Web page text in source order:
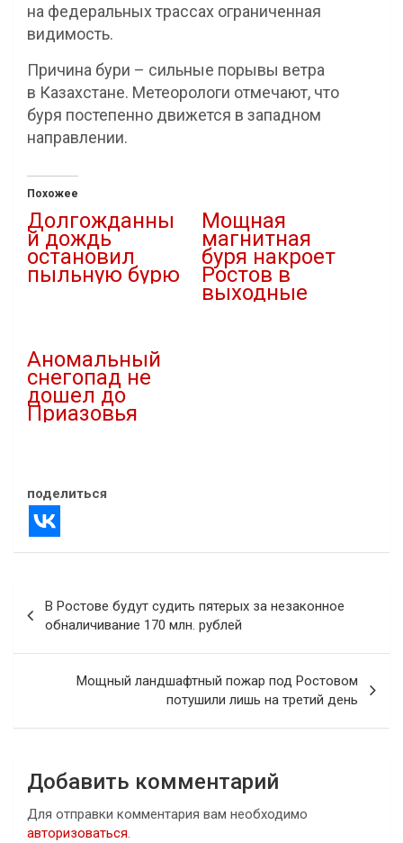
на федеральных трассах ограниченная
видимость.
Причина бури – сильные порывы ветра
в Казахстане. Метеорологи отмечают, что
буря постепенно движется в западном
направлении.
Похожее
Долгожданны
й дождь
остановил
пыльную бурю
Мощная
магнитная
буря накроет
Ростов в
выходные
Аномальный
снегопад не
дошел до
Приазовья
поделиться
по
записям
В Ростове будут судить пятерых за незаконное
обналичивание 170 млн. рублей
Мощный ландшафтный пожар под Ростовом
потушили лишь на третий день
Добавить комментарий
Для отправки комментария вам необходимо
авторизоваться.